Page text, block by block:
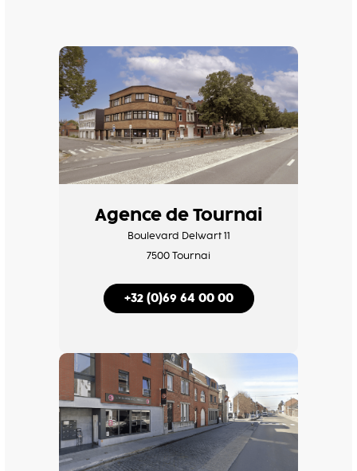
Agence de Tournai
Boulevard Delwart 11
7500 Tournai
+32 (0)69 64 00 00